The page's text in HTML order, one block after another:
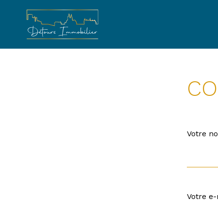
Votre
Votre